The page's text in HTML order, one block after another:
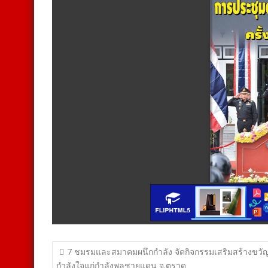
แนะแนว
7 ชมรมและสมาคมผนึกกำลัง จัดกิจกรรมเสริมสร้างขวั
กำลังใจแก่กำลังพลชายแดน จ.ตราด